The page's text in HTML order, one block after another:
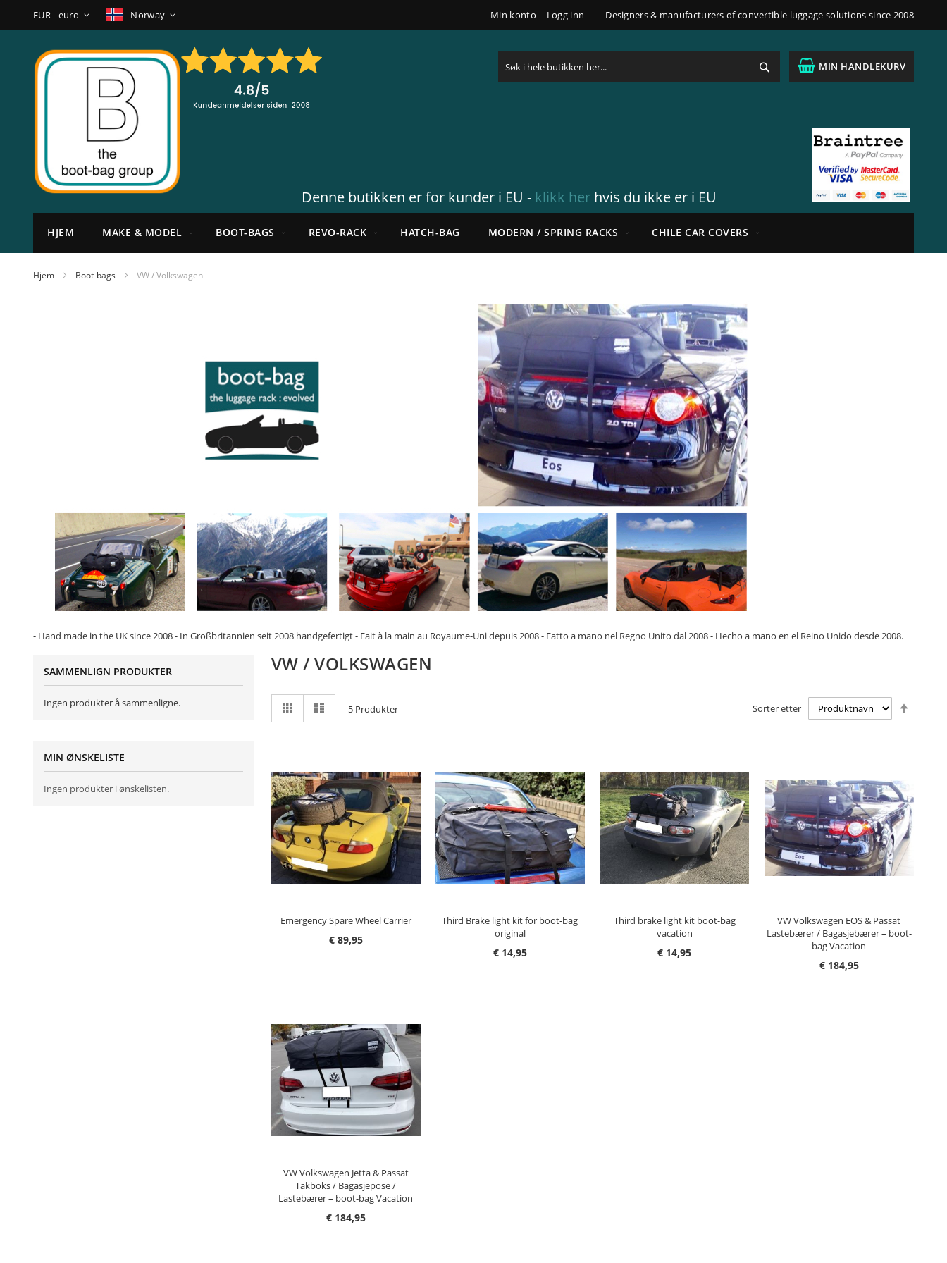
Min konto Logg inn Designers & manufacturers of convertible luggage solutions since 2008
Hopp
til
Valuta
EUR - euro Språk Norway
MIN HANDLEKURV
Denne butikken er for kunder i EU - klikk her hvis du ikke er i EU
HJEM MAKE & MODEL BOOT-BAGS REVO-RACK HATCH-BAG MODERN / SPRING RACKS CHILE CAR COVERS
Hjem Boot-bags VW / Volkswagen
- Hand made in the UK since 2008 - In Großbritannien seit 2008 handgefertigt - Fait à la main au Royaume-Uni depuis 2008 - Fatto a mano nel Regno Unito dal 2008 - Hecho a mano en el Reino Unido desde 2008.
VW / VOLKSWAGEN
som
Rutenett 5Produkter Sorter etter
Emergency Spare Wheel Carrier
€ 89,95
LEGG I HANDLEKURV
Third Brake light kit for boot-bag
original
€ 14,95
LEGG I HANDLEKURV
Third brake light kit boot-bag
vacation
€ 14,95
LEGG I HANDLEKURV
VW Volkswagen EOS & Passat
Lastebærer / Bagasjebærer – boot-
bag Vacation
€ 184,95
VW Volkswagen Jetta & Passat
Takboks / Bagasjepose /
Lastebærer – boot-bag Vacation
€ 184,95
LEGG I HANDLEKURV
SAMMENLIGN PRODUKTER
Ingen produkter å sammenligne.
MIN ØNSKELISTE
Ingen produkter i ønskelisten.